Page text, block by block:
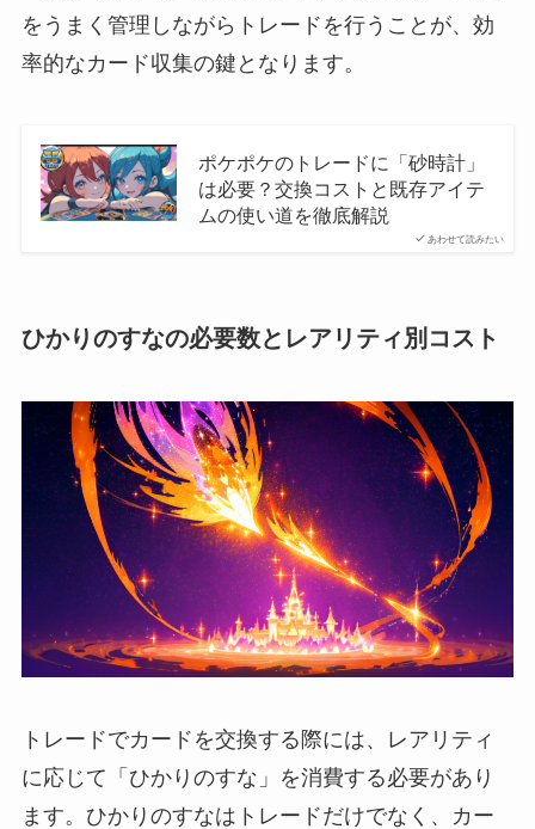
をうまく管理しながらトレードを行うことが、効
率的なカード収集の鍵となります。
あわせて読みたい
ポケポケのトレードに「砂時計」
は必要？交換コストと既存アイテ
ムの使い道を徹底解説
ひかりのすなの必要数とレアリティ別コスト
トレードでカードを交換する際には、レアリティ
に応じて「ひかりのすな」を消費する必要があり
ます。ひかりのすなはトレードだけでなく、カー